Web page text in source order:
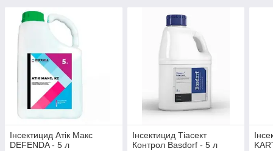
Інсектицид Атік Макс
DEFENDA - 5 л
Інсектицид Тіасект
Контрол Basdorf - 5 л